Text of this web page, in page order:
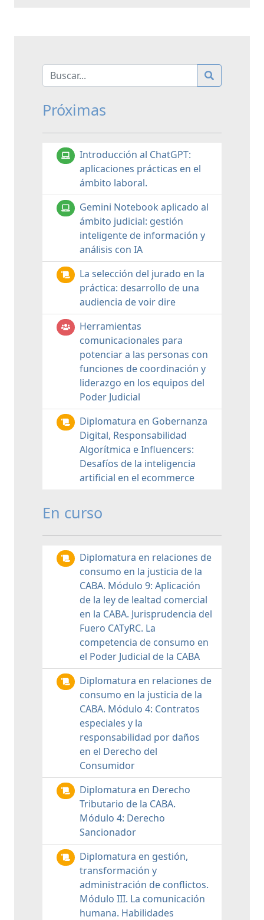
Próximas
Introducción al ChatGPT:
aplicaciones prácticas en el
ámbito laboral.
Gemini Notebook aplicado al
ámbito judicial: gestión
inteligente de información y
análisis con IA
La selección del jurado en la
práctica: desarrollo de una
audiencia de voir dire
Herramientas
comunicacionales para
potenciar a las personas con
funciones de coordinación y
liderazgo en los equipos del
Poder Judicial
Diplomatura en Gobernanza
Digital, Responsabilidad
Algorítmica e Influencers:
Desafíos de la inteligencia
artificial en el ecommerce
En curso
Diplomatura en relaciones de
consumo en la justicia de la
CABA. Módulo 9: Aplicación
de la ley de lealtad comercial
en la CABA. Jurisprudencia del
Fuero CATyRC. La
competencia de consumo en
el Poder Judicial de la CABA
Diplomatura en relaciones de
consumo en la justicia de la
CABA. Módulo 4: Contratos
especiales y la
responsabilidad por daños
en el Derecho del
Consumidor
Diplomatura en Derecho
Tributario de la CABA.
Módulo 4: Derecho
Sancionador
Diplomatura en gestión,
transformación y
administración de conflictos.
Módulo III. La comunicación
humana. Habilidades